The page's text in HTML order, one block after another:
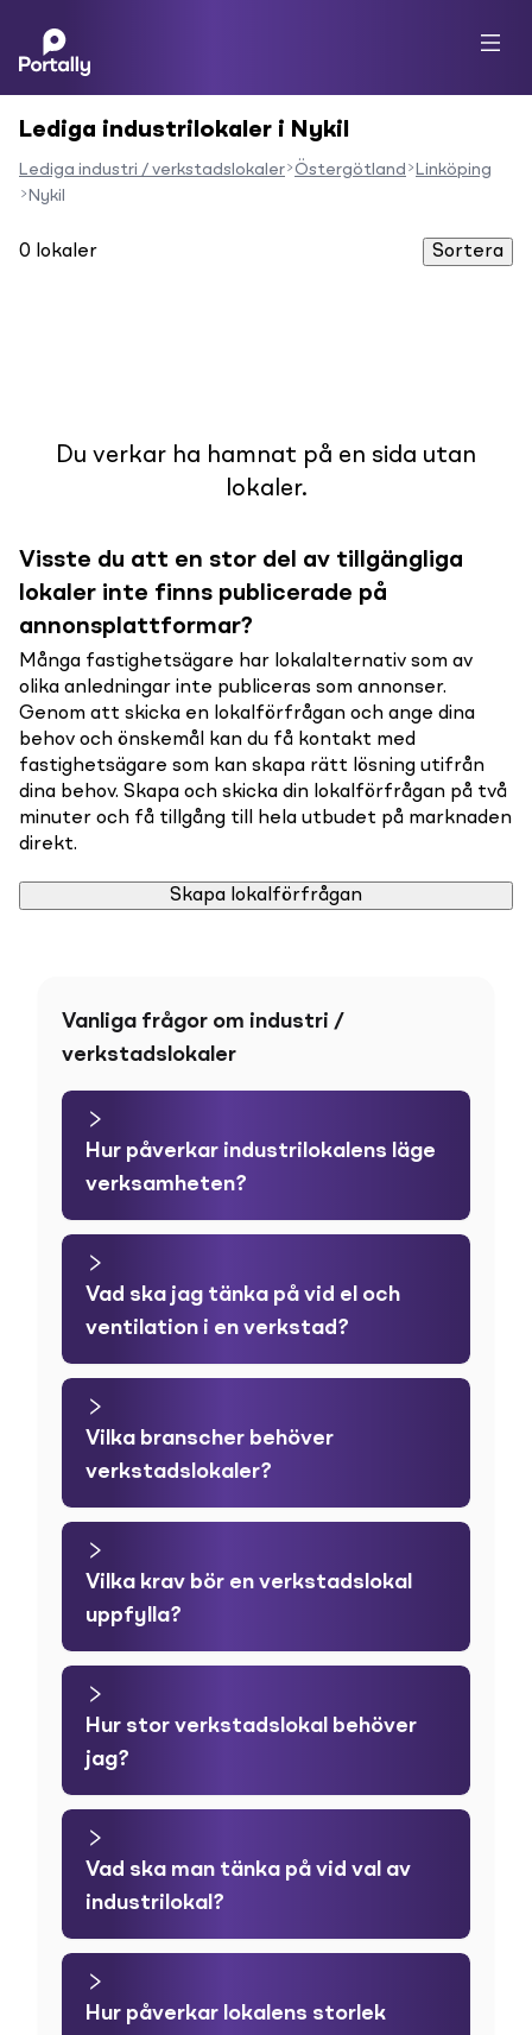
Lediga industrilokaler i Nykil
Lediga industri / verkstadslokaler Östergötland
Linköping
Nykil
0 lokaler Sortera
Du verkar ha hamnat på en sida utan
lokaler.
Visste du att en stor del av tillgängliga
lokaler inte finns publicerade på
annonsplattformar?
Många fastighetsägare har lokalalternativ som av
olika anledningar inte publiceras som annonser.
Genom att skicka en lokalförfrågan och ange dina
behov och önskemål kan du få kontakt med
fastighetsägare som kan skapa rätt lösning utifrån
dina behov. Skapa och skicka din lokalförfrågan på två
minuter och få tillgång till hela utbudet på marknaden
direkt.
Skapa lokalförfrågan
Vanliga frågor om industri /
verkstadslokaler
Hur påverkar industrilokalens läge
verksamheten?
Vad ska jag tänka på vid el och
ventilation i en verkstad?
Vilka branscher behöver
verkstadslokaler?
Vilka krav bör en verkstadslokal
uppfylla?
Hur stor verkstadslokal behöver
jag?
Vad ska man tänka på vid val av
industrilokal?
Hur påverkar lokalens storlek